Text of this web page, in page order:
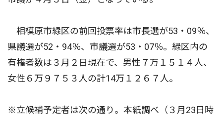
相模原市緑区の前回投票率は市長選が53・09％、
県議選が52・94％、市議選が53・07％。緑区内の
有権者数は３月２日現在で、男性７万１５１４人、
女性６万９７５３人の計14万１２６７人。
※立候補予定者は次の通り。本紙調べ（３月23日時